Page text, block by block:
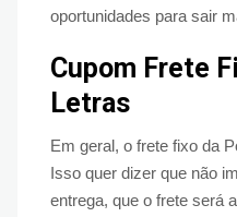
oportunidades para sair
Cupom Frete
Letras
Em geral, o frete fixo da
Isso quer dizer que não
entrega, que o frete será